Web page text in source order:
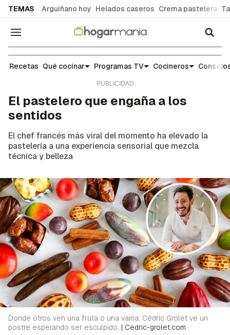
TEMAS Arguiñano hoy Helados caseros Crema pastelera
Navegación
Noticias y tendencias gastronómicas
Recetas Qué cocinar Programas TV Cocineros
El pastelero que engaña a los
sentidos
El chef francés más viral del momento ha elevado la
pastelería a una experiencia sensorial que mezcla
técnica y belleza
Donde otros ven una fruta o una vaina, Cédric Grolet ve un
postre esperando ser esculpido. | Cedric-grolet.com